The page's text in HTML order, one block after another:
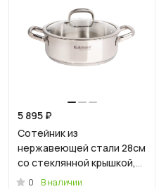
5 895 ₽
Сотейник из
нержавеющей стали 28см
со стеклянной крышкой,
линия "Леон"
0
В наличии